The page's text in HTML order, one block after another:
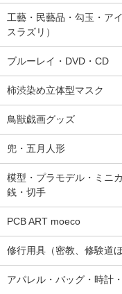
工藝・民藝品・勾玉・ア
スラズリ）
ブルーレイ・DVD・CD
柿渋染め立体型マスク
鳥獣戯画グッズ
兜・五月人形
模型・プラモデル・ミニ
銭・切手
PCB ART moeco
修行用具（密教、修験道ほ
アパレル・バッグ・時計